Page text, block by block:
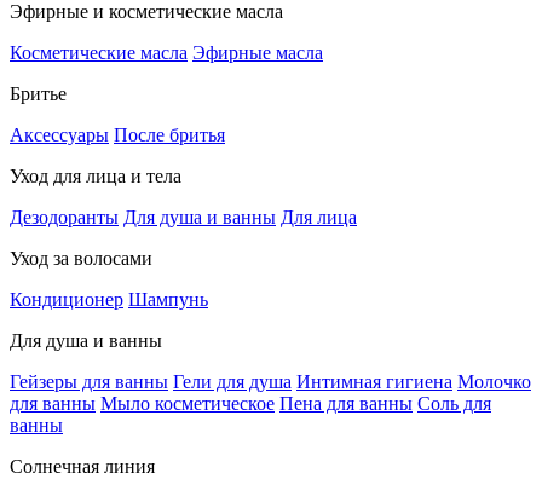
Эфирные и косметические масла
Косметические масла Эфирные масла
Бритье
Аксессуары После бритья
Уход для лица и тела
Дезодоранты Для душа и ванны Для лица
Уход за волосами
Кондиционер Шампунь
Для душа и ванны
Гейзеры для ванны Гели для душа Интимная гигиена Молочко
для ванны Мыло косметическое Пена для ванны Соль для
ванны
Солнечная линия